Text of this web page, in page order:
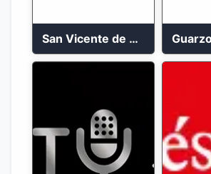
San Vicente de Chucuri 91.2 FM